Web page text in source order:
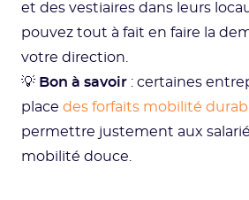
et des vestiaires dans leurs
pouvez tout à fait en faire la
votre direction.
💡 Bon à savoir : certaines
place des forfaits mobilité
permettre justement aux
mobilité douce.